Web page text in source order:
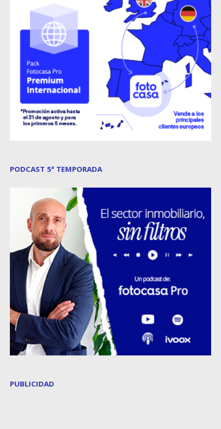
PODCAST 5ª TEMPORADA
PUBLICIDAD